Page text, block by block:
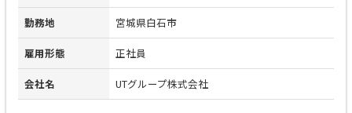
勤務地 宮城県白石市
雇用形態 正社員
会社名 UTグループ株式会社